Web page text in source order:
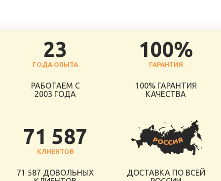
23
ГОДА ОПЫТА
РАБОТАЕМ С
2003 ГОДА
100%
ГАРАНТИЯ
100% ГАРАНТИЯ
КАЧЕСТВА
71 587
КЛИЕНТОВ
71 587 ДОВОЛЬНЫХ
ДОСТАВКА ПО ВСЕЙ